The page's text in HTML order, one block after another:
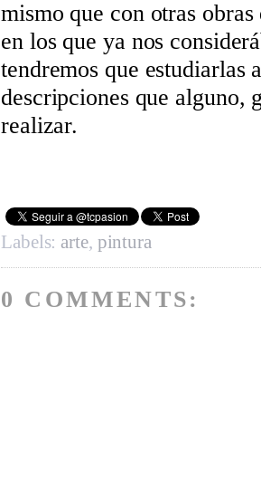
mismo que con otras
en los que ya nos
tendremos que estudiarlas
descripciones que alguno,
realizar.
Labels: arte, pintura
0 COMMENTS: